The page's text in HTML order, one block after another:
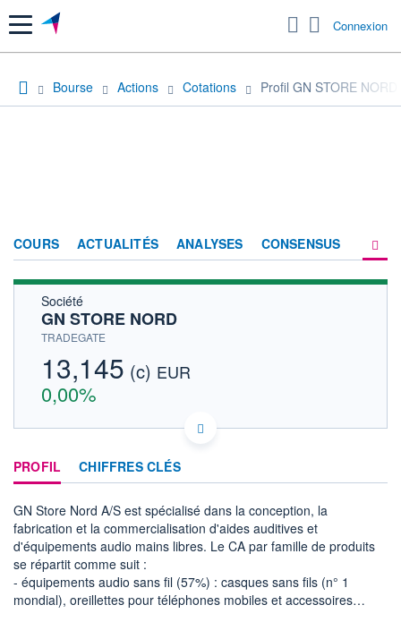
Menu Connexion
Bourse Actions Cotations Profil GN STORE NORD
COURS ACTUALITÉS ANALYSES CONSENSUS
Société
GN STORE NORD
TRADEGATE
13,145 (c) EUR
0,00%
DK0010272632 GNN
Politique d'exécution
Cotation sur les autres places
OUVERTURE
0,000
CLÔTURE VEILLE
13,145
+ HAUT
0,000
+ BAS
VOLUME
0
CAPITAL ÉCHANGÉ
PROFIL CHIFFRES CLÉS
GN Store Nord A/S est spécialisé dans la conception, la
fabrication et la commercialisation d'aides auditives et
d'équipements audio mains libres. Le CA par famille de produits
se répartit comme suit :
- équipements audio sans fil (57%) : casques sans fils (n° 1
mondial), oreillettes pour téléphones mobiles et accessoires